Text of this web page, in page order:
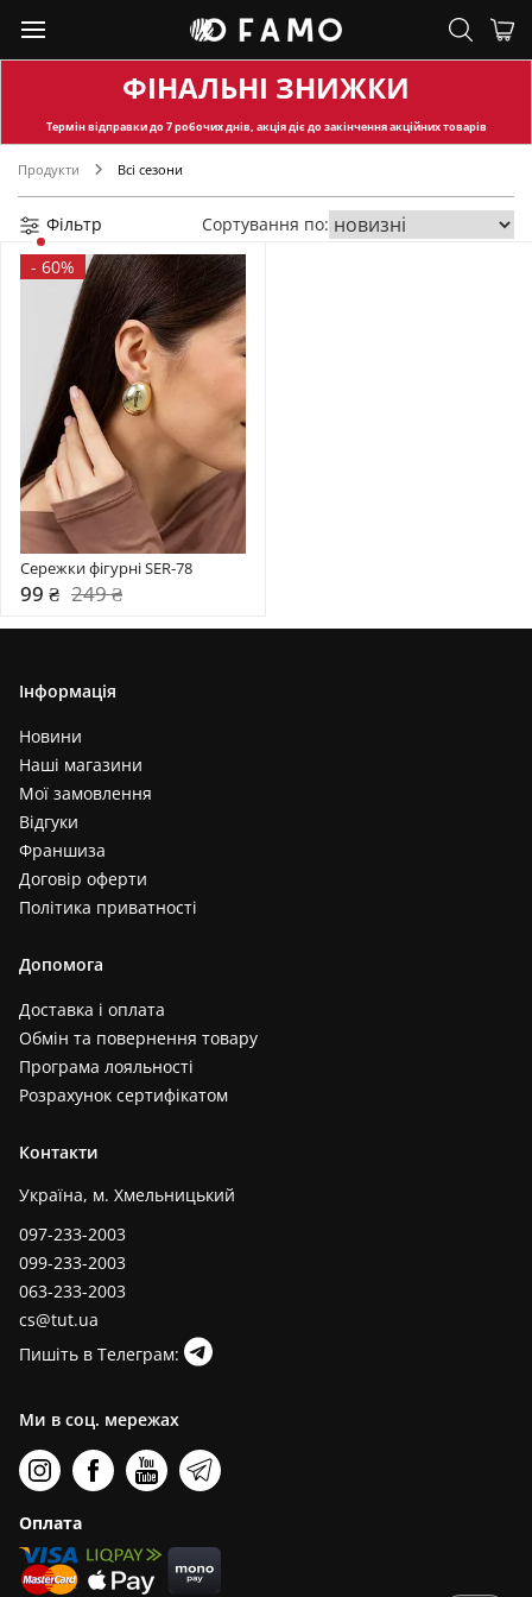
ФІНАЛЬНІ ЗНИЖКИ
Термін відправкидо 7 робочих днів, акція діє до закінчення акційних товарів
Продукти Всі сезони
Фільтр
Сортування по:
- 60%
Сережки фігурні SER-78
99 ₴ 249 ₴
Інформація
Новини
Наші магазини
Мої замовлення
Відгуки
Франшиза
Договір оферти
Політика приватності
Допомога
Доставка і оплата
Обмін та повернення товару
Програма лояльності
Розрахунок сертифікатом
Контакти
Україна, м. Хмельницький
097-233-2003
099-233-2003
063-233-2003
cs@tut.ua
Пишіть в Телеграм:
Ми в соц. мережах
Оплата